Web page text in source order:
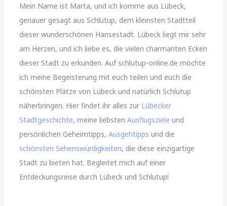
Mein Name ist Marta, und ich komme aus Lübeck,
genauer gesagt aus Schlutup, dem kleinsten Stadtteil
dieser wunderschönen Hansestadt. Lübeck liegt mir sehr
am Herzen, und ich liebe es, die vielen charmanten Ecken
dieser Stadt zu erkunden. Auf schlutup-online.de möchte
ich meine Begeisterung mit euch teilen und euch die
schönsten Plätze von Lübeck und natürlich Schlutup
näherbringen. Hier findet ihr alles zur Lübecker
Stadtgeschichte, meine liebstenAusflugsziele und
persönlichen Geheimtipps,Ausgehtipps und die
schönsten Sehenswürdigkeiten, die diese einzigartige
Stadt zu bieten hat. Begleitet mich auf einer
Entdeckungsreise durch Lübeck und Schlutup!